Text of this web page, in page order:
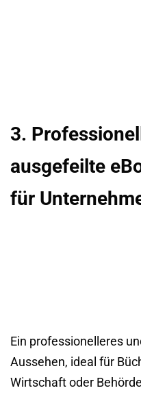
3.
ausgefeilte
für
Ein professionelleres
Aussehen, ideal für
Wirtschaft oder